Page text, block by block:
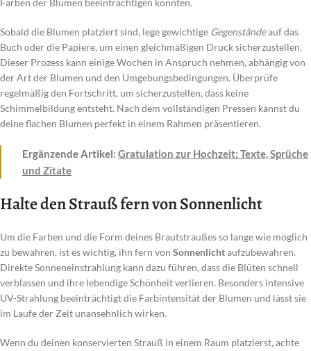
Farben der Blumen beeinträchtigen könnten.
Sobald die Blumen platziert sind, lege gewichtige Gegenständeauf das
Buch oder die Papiere, um einen gleichmäßigen Druck sicherzustellen.
Dieser Prozess kann einige Wochen in Anspruch nehmen, abhängig von
der Art der Blumen und den Umgebungsbedingungen. Überprüfe
regelmäßig den Fortschritt, um sicherzustellen, dass keine
Schimmelbildung entsteht. Nach dem vollständigen Pressen kannst du
deine flachen Blumen perfekt in einem Rahmen präsentieren.
Ergänzende Artikel: Gratulation zur Hochzeit: Texte, Sprüche
und Zitate
Halte den Strauß fern von Sonnenlicht
Um die Farben und die Form deines Brautstraußes so lange wie möglich
zu bewahren, ist es wichtig, ihn fern von Sonnenlichtaufzubewahren.
Direkte Sonneneinstrahlung kann dazu führen, dass die Blüten schnell
verblassen und ihre lebendige Schönheit verlieren. Besonders intensive
UV-Strahlung beeinträchtigt die Farbintensität der Blumen und lässt sie
im Laufe der Zeit unansehnlich wirken.
Wenn du deinen konservierten Strauß in einem Raum platzierst, achte